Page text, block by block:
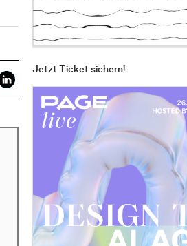
Jetzt Ticket sichern!